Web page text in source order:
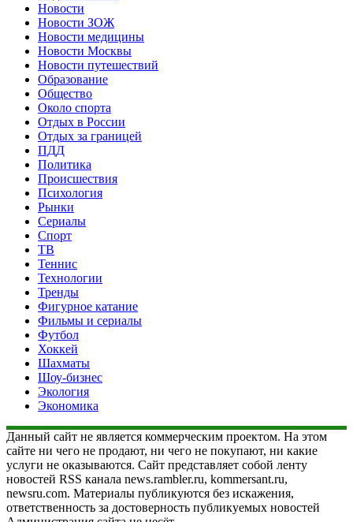
Новости
Новости ЗОЖ
Новости медицины
Новости Москвы
Новости путешествий
Образование
Общество
Около спорта
Отдых в России
Отдых за границей
ПДД
Политика
Происшествия
Психология
Рынки
Сериалы
Спорт
ТВ
Теннис
Технологии
Тренды
Фигурное катание
Фильмы и сериалы
Футбол
Хоккей
Шахматы
Шоу-бизнес
Экология
Экономика
Данный сайт не является коммерческим проектом. На этом
сайте ни чего не продают, ни чего не покупают, ни какие
услуги не оказываются. Сайт представляет собой ленту
новостей RSS канала news.rambler.ru, kommersant.ru,
newsru.com. Материалы публикуются без искажения,
ответственность за достоверность публикуемых новостей